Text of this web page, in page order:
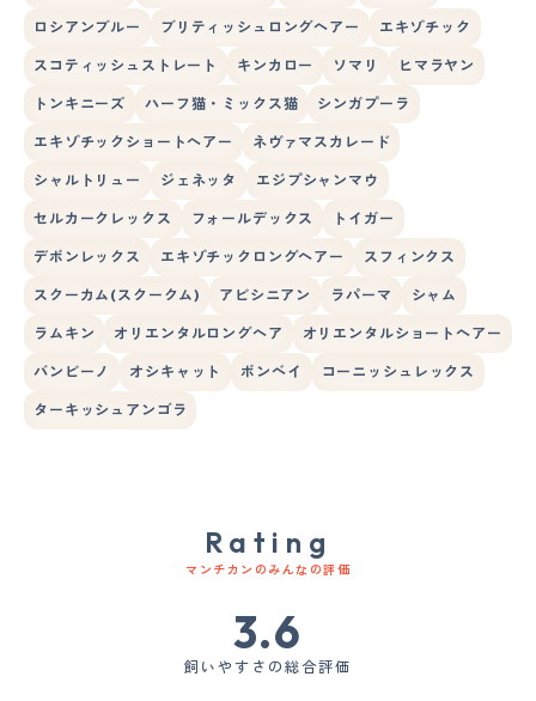
ロシアンブルー ブリティッシュロングヘアー エキゾチック
スコティッシュストレート キンカロー ソマリ ヒマラヤン
トンキニーズ ハーフ猫・ミックス猫 シンガプーラ
エキゾチックショートヘアー ネヴァマスカレード
シャルトリュー ジェネッタ エジプシャンマウ
セルカークレックス フォールデックス トイガー
デボンレックス エキゾチックロングヘアー スフィンクス
スクーカム(スクークム) アビシニアン ラパーマ シャム
ラムキン オリエンタルロングヘア オリエンタルショートヘアー
バンビーノ オシキャット ボンベイ コーニッシュレックス
ターキッシュアンゴラ
Rating
マンチカンのみんなの評価
3.6
飼いやすさの総合評価